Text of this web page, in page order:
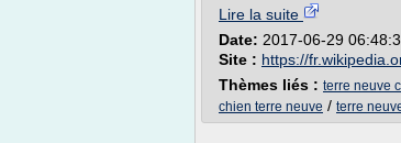
Lire la suite
Date: 2017-06-29
Site : https://
Thèmes liés : terre neuve
chien terre neuve / terre